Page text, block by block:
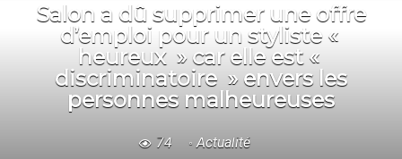
Salon a dû supprimer une offre
d’emploi pour un styliste «
heureux » car elle est «
discriminatoire » envers les
personnes malheureuses
74 Actualité